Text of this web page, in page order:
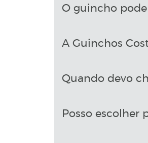
O guincho
A Guinchos
Quando devo
Posso escolher